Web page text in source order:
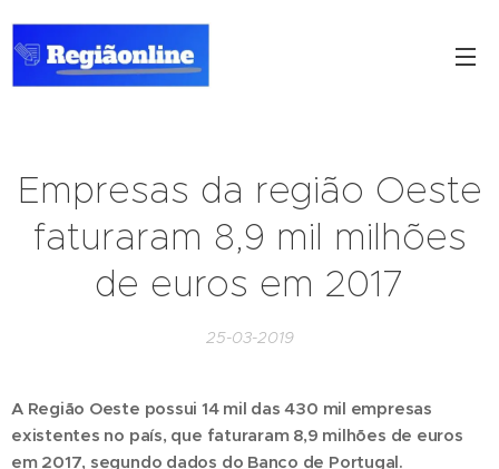
Empresas da região Oeste
faturaram 8,9 mil milhões
de euros em 2017
25-03-2019
A Região Oeste possui 14 mil das 430 mil empresas
existentes no país, que faturaram 8,9 milhões de euros
em 2017, segundo dados do Banco de Portugal.